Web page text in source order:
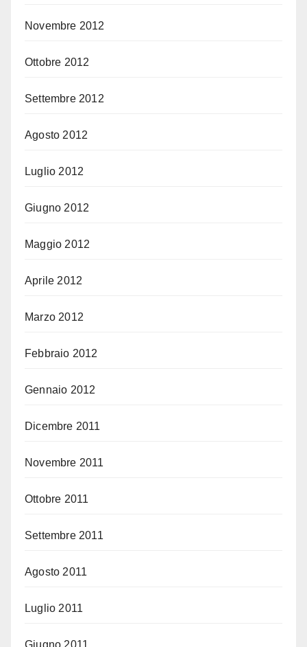
Novembre 2012
Ottobre 2012
Settembre 2012
Agosto 2012
Luglio 2012
Giugno 2012
Maggio 2012
Aprile 2012
Marzo 2012
Febbraio 2012
Gennaio 2012
Dicembre 2011
Novembre 2011
Ottobre 2011
Settembre 2011
Agosto 2011
Luglio 2011
Giugno 2011